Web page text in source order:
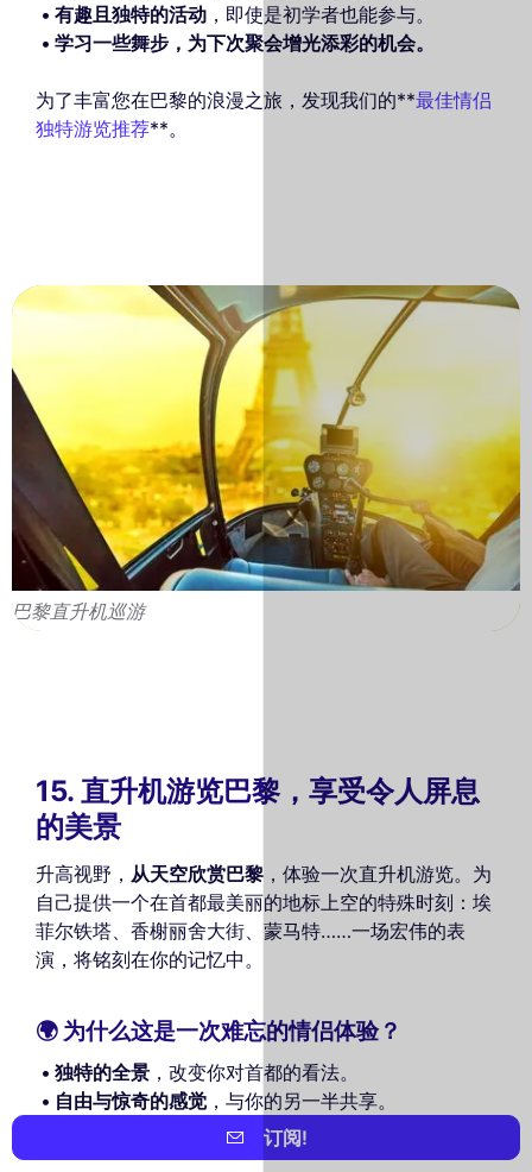
有趣且独特的活动 ，即使是初学者也能参与。
学习一些舞步，为下次聚会增光添彩的机会。
为了丰富您在巴黎的浪漫之旅，发现我们的**最佳情侣
独特游览推荐**。
巴黎直升机巡游
15. 直升机游览巴黎，享受令人屏息
的美景
升高视野， 从天空欣赏巴黎 ，体验一次直升机游览。为
自己提供一个在首都最美丽的地标上空的特殊时刻：埃
菲尔铁塔、香榭丽舍大街、蒙马特……一场宏伟的表
演，将铭刻在你的记忆中。
🌍 为什么这是一次难忘的情侣体验？
独特的全景 ，改变你对首都的看法。
自由与惊奇的感觉，与你的另一半共享。
完美的机会，进行求婚或体验非凡的浪漫时刻。
订阅!